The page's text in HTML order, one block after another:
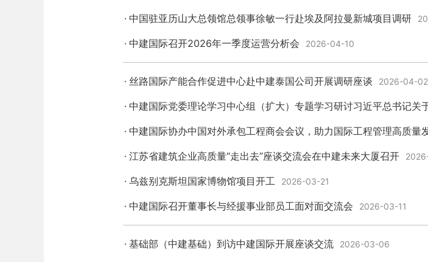
中国驻亚历山大总领馆总领事徐敏一行赴埃及阿拉曼新城项目调研
中建国际召开2026年一季度运营分析会 2026-04-10
丝路国际产能合作促进中心赴中建泰国公司开展调研座谈 2026-04-02
中建国际党委理论学习中心组（扩大）专题学习研讨习近平总书记关
中建国际协办中国对外承包工程商会会议，助力国际工程管理高质量
江苏省建筑企业高质量“走出去”座谈交流会在中建未来大厦召开
乌兹别克斯坦国家博物馆项目开工 2026-03-21
中建国际召开董事长与经援事业部员工面对面交流会 2026-03-11
基础部（中建基础）到访中建国际开展座谈交流 2026-03-06